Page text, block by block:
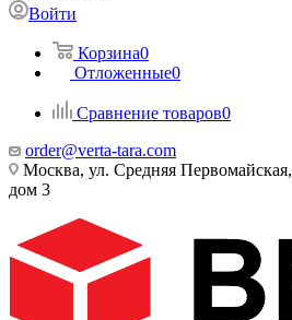
Войти
Корзина0
Отложенные0
Сравнение товаров0
order@verta-tara.com
Москва, ул. Средняя Первомайская,
дом 3